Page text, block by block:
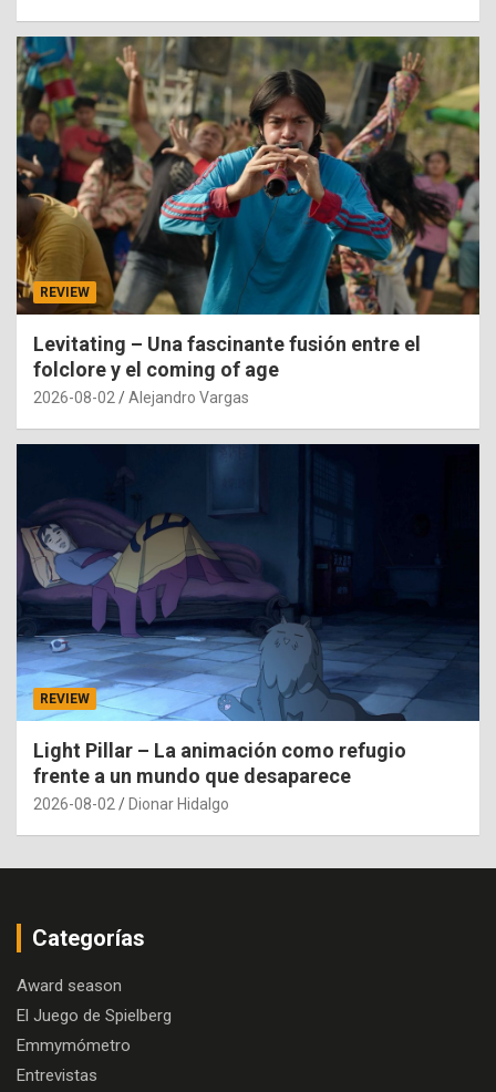
REVIEW
Levitating – Una fascinante fusión entre el
folclore y el coming of age
2026-08-02 Alejandro Vargas
REVIEW
Light Pillar – La animación como refugio
frente a un mundo que desaparece
2026-08-02 Dionar Hidalgo
Categorías
Award season
El Juego de Spielberg
Emmymómetro
Entrevistas